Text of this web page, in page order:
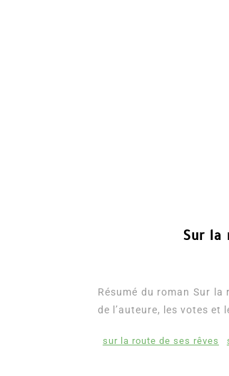
Sur la
Résumé du roman Sur la
de l’auteure, les votes et
sur la route de ses rêves
Romances
littérature